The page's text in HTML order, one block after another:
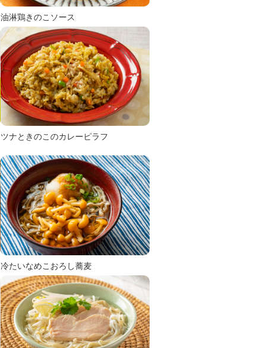
油淋鶏きのこソース
ツナときのこのカレーピラフ
冷たいなめこおろし蕎麦